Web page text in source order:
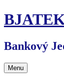
Preskočiť
na
Bankový
Menu